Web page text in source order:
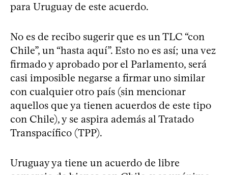
para Uruguay de este acuerdo.
No es de recibo sugerir que es un TLC “con
Chile”, un “hasta aquí”. Esto no es así; una vez
firmado y aprobado por el Parlamento, será
casi imposible negarse a firmar uno similar
con cualquier otro país (sin mencionar
aquellos que ya tienen acuerdos de este tipo
con Chile), y se aspira además al Tratado
Transpacífico (TPP).
Uruguay ya tiene un acuerdo de libre